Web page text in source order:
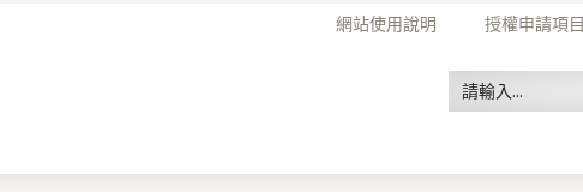
網站使用說明 授權申請項目